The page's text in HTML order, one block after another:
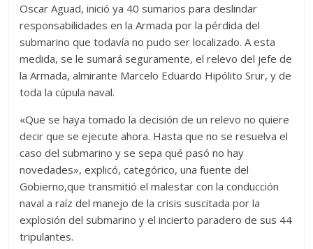
Oscar Aguad, inició ya 40 sumarios para deslindar
responsabilidades en la Armada por la pérdida del
submarino que todavía no pudo ser localizado. A esta
medida, se le sumará seguramente, el relevo del jefe de
la Armada, almirante Marcelo Eduardo Hipólito Srur, y de
toda la cúpula naval.
«Que se haya tomado la decisión de un relevo no quiere
decir que se ejecute ahora. Hasta que no se resuelva el
caso del submarino y se sepa qué pasó no hay
novedades», explicó, categórico, una fuente del
Gobierno,que transmitió el malestar con la conducción
naval a raíz del manejo de la crisis suscitada por la
explosión del submarino y el incierto paradero de sus 44
tripulantes.